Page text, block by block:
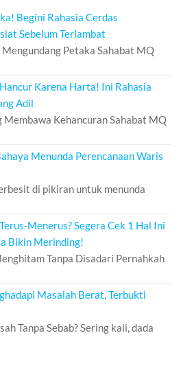
Begini Rahasia Cerdas
Sebelum Terlambat
Petaka Sahabat MQ
Karena Harta! Ini Rahasia
Adil
Membawa Kehancuran Sahabat MQ
Menunda Perencanaan Waris
di pikiran untuk menunda
Menerus? Segera Cek 1 Hal Ini
Bikin Merinding!
Tanpa Disadari Pernahkah
Masalah Berat, Terbukti
Tanpa Sebab? Sering kali, dada